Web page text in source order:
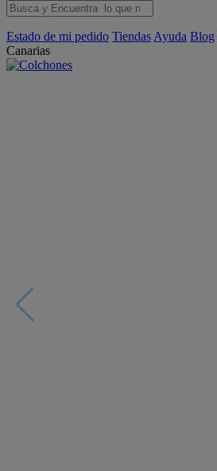
Estado de mi pedido Tiendas Ayuda Blog
Canarias